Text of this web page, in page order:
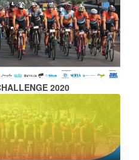
2020